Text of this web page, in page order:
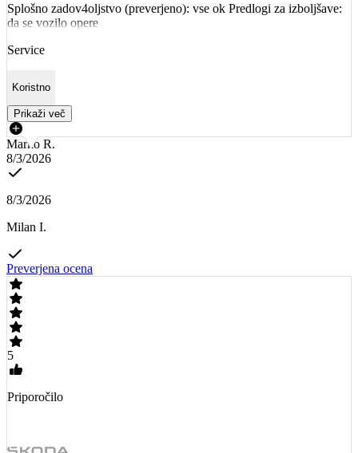
Splošno zadov4oljstvo (preverjeno): vse ok Predlogi za izboljšave:
da se vozilo opere
Service
Koristno
Prikaži več
Marko R.
8/3/2026
8/3/2026
Milan I.
Preverjena ocena
5
Priporočilo